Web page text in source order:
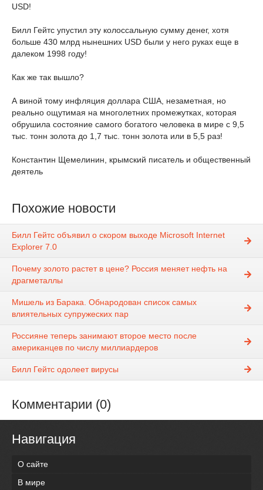
USD!
Билл Гейтс упустил эту колоссальную сумму денег, хотя
больше 430 млрд нынешних USD были у него руках еще в
далеком 1998 году!
Как же так вышло?
А виной тому инфляция доллара США, незаметная, но
реально ощутимая на многолетних промежутках, которая
обрушила состояние самого богатого человека в мире с 9,5
тыс. тонн золота до 1,7 тыс. тонн золота или в 5,5 раз!
Константин Щемелинин, крымский писатель и общественный
деятель
Похожие новости
Билл Гейтс объявил о скором выходе Microsoft Internet
Explorer 7.0
Почему золото растет в цене? Россия меняет нефть на
драгметаллы
Мишель из Барака. Обнародован список самых
влиятельных супружеских пар
Россияне теперь занимают второе место после
американцев по числу миллиардеров
Билл Гейтс одолеет вирусы
Комментарии (0)
Навигация
О сайте
В мире